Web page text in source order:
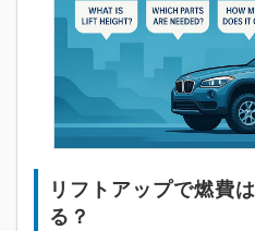
リフトアップで燃費
る？